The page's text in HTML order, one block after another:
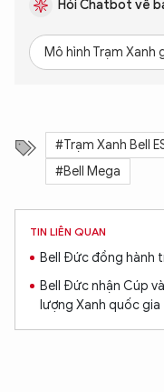
Hỏi Chatbot về
Mô hình Trạm
#Trạm Xanh Bell
#Bell Mega
TIN LIÊN QUAN
Bell Đức đồng hành
Bell Đức nhận Cúp
lượng Xanh quốc gia